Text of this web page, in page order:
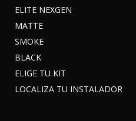
ELITE NEXGEN
MATTE
SMOKE
BLACK
ELIGE TU KIT
LOCALIZA TU INSTALADOR